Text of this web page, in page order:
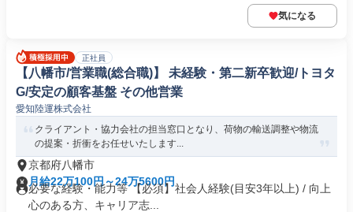
気になる
正社員
【八幡市/営業職(総合職)】 未経験・第二新卒歓迎/トヨタ
G/安定の顧客基盤 その他営業
愛知陸運株式会社
クライアント・協力会社の担当窓口となり、荷物の輸送調整や物流
の提案・折衝をお任せいたします...
京都府八幡市
月給22万100円～24万5600円
必要な経験・能力等 【必須】社会人経験(目安3年以上) / 向上
心のある方、キャリア志...